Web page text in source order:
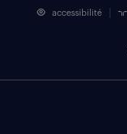
accessibilité